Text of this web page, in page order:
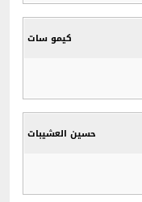
كيمو سات
حسين العشيبات